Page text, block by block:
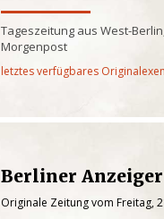
Tageszeitung aus West-
Morgenpost
letztes verfügbares
Berliner
Originale Zeitung vom Freitag,